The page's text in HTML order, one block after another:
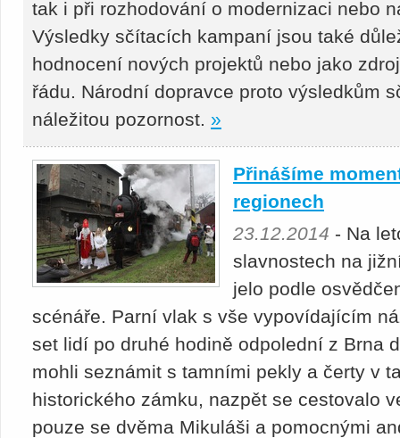
tak i při rozhodování o modernizaci nebo
Výsledky sčítacích kampaní jsou také
hodnocení nových projektů nebo jako
řádu. Národní dopravce proto výsledkům
náležitou pozornost. »
Přinášíme
regionech
23.12.2014 - Na
slavnostech na
jelo podle
scénáře. Parní vlak s vše vypovídajícím
set lidí po druhé hodině odpolední z Brna
mohli seznámit s tamními pekly a čerty v
historického zámku, nazpět se cestovalo
pouze se dvěma Mikuláši a pomocnými